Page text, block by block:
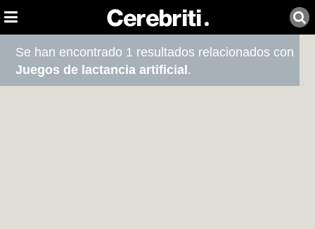
Se han encontrado 1 resultados relacionados con
Juegos de lactancia artificial .